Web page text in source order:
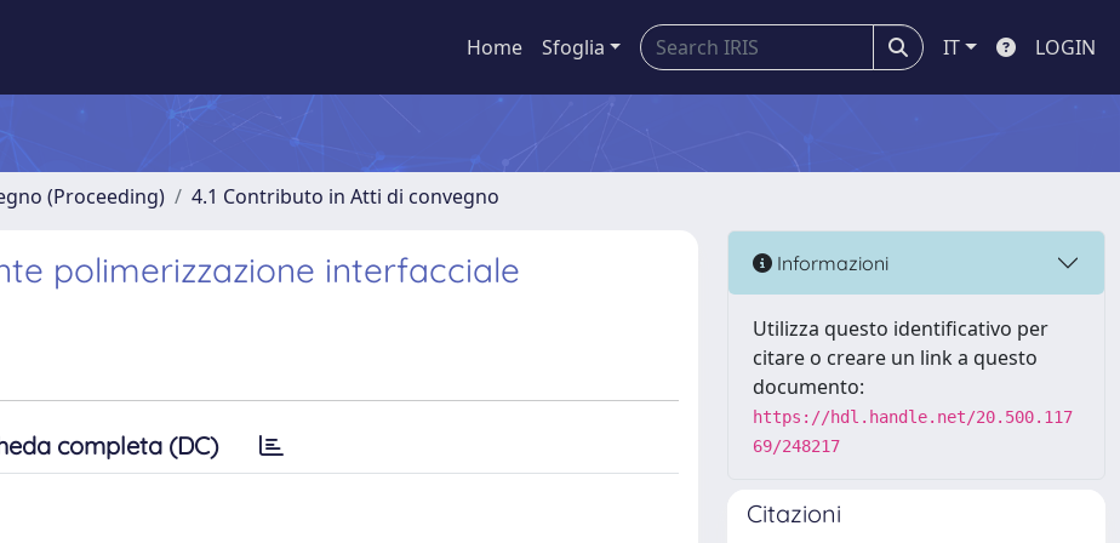
Home Sfoglia IT LOGIN
(Proceeding) 4.1 Contributo in Atti di convegno
polimerizzazione interfacciale
completa (DC)
Informazioni
Utilizza questo identificativo per
citare o creare un link a questo
documento:
https://hdl.handle.net/20.500.117
69/248217
Citazioni